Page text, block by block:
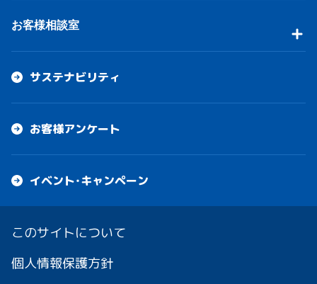
お客様相談室
サステナビリティ
お客様アンケート
イベント・キャンペーン
このサイトについて
個人情報保護方針